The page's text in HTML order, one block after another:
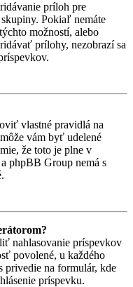
príloh pre
Pokiaľ nemáte
možností, alebo
prílohy, nezobrazí sa
vlastné pravidlá na
vám byť udelené
že toto je plne v
phpBB Group nemá s
nahlasovanie príspevkov
povolené, u každého
privedie na formulár, kde
príspevku.